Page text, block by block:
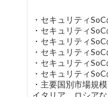
・セキュリティ
・セキュリティ
・セキュリティ
・セキュリティ
・セキュリティ
・セキュリティ
・主要国別市場規
イタリア、ロシア